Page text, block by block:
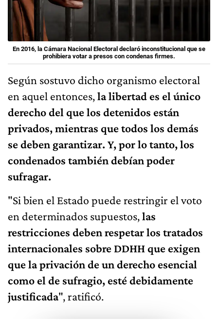
En 2016, la Cámara Nacional Electoral declaró inconstitucional que se
prohibiera votar a presos con condenas firmes.
Según sostuvo dicho organismo electoral
en aquel entonces,la libertad es el único
derecho del que los detenidos están
privados, mientras que todos los demás
se deben garantizar. Y, por lo tanto, los
condenados también debían poder
sufragar.
"Si bien el Estado puede restringir el voto
en determinados supuestos,las
restricciones deben respetar los tratados
internacionales sobre DDHH que exigen
que la privación de un derecho esencial
como el de sufragio, esté debidamente
justificada", ratificó.